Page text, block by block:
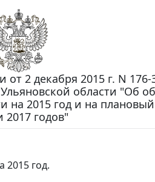
от 2 декабря 2015 г. N
области "Об
на 2015 год и на
2017 годов"
2015 год.